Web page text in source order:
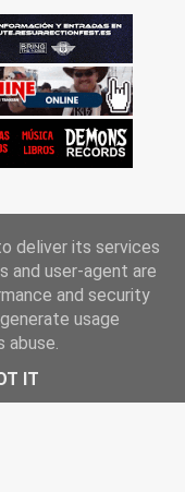
Blogger
deliver its services
and user-agent are
and security
usage
abuse.
IT